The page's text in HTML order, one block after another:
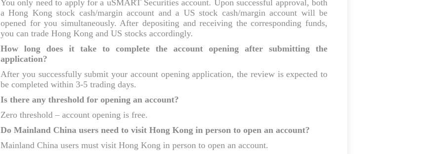
You only need to apply for a uSMART Securities account. Upon successful approval, both
a Hong Kong stock cash/margin account and a US stock cash/margin account will be
opened for you simultaneously. After depositing and receiving the corresponding funds,
you can trade Hong Kong and US stocks accordingly.
How long does it take to complete the account opening after submitting the
application?
After you successfully submit your account opening application, the review is expected to
be completed within 3‑5 trading days.
Is there any threshold for opening an account?
Zero threshold – account opening is free.
Do Mainland China users need to visit Hong Kong in person to open an account?
Mainland China users must visit Hong Kong in person to open an account.